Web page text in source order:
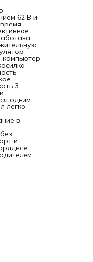
травосборник
уровень
дискомфорт для
стальная дека
скашивание в
— производитель
части
разряда
без
заряда удобно
и
виброгасящее
и зарядное
3 года —
62 В и
компьютер
—
одним
легко
в
и